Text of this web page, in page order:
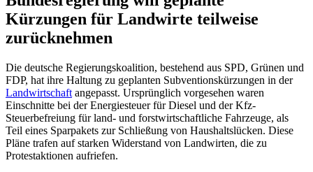
Kürzungen für Landwirte teilweise
zurücknehmen
Die deutsche Regierungskoalition, bestehend aus SPD, Grünen und
FDP, hat ihre Haltung zu geplanten Subventionskürzungen in der
Landwirtschaft angepasst. Ursprünglich vorgesehen waren
Einschnitte bei der Energiesteuer für Diesel und der Kfz-
Steuerbefreiung für land- und forstwirtschaftliche Fahrzeuge, als
Teil eines Sparpakets zur Schließung von Haushaltslücken. Diese
Pläne trafen auf starken Widerstand von Landwirten, die zu
Protestaktionen aufriefen.